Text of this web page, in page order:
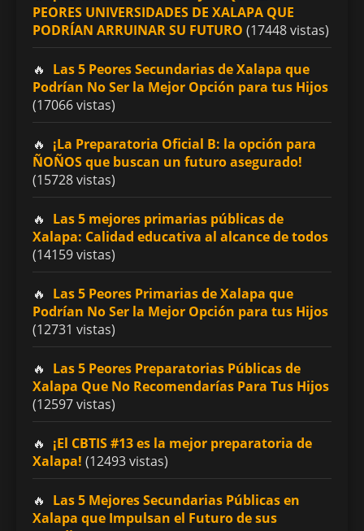
PEORES UNIVERSIDADES DE XALAPA QUE
PODRÍAN ARRUINAR SU FUTURO (17448 vistas)
Las 5 Peores Secundarias de Xalapa que
Podrían No Ser la Mejor Opción para tus Hijos
(17066 vistas)
¡La Preparatoria Oficial B: la opción para
ÑOÑOS que buscan un futuro asegurado!
(15728 vistas)
Las 5 mejores primarias públicas de
Xalapa: Calidad educativa al alcance de todos
(14159 vistas)
Las 5 Peores Primarias de Xalapa que
Podrían No Ser la Mejor Opción para tus Hijos
(12731 vistas)
Las 5 Peores Preparatorias Públicas de
Xalapa Que No Recomendarías Para Tus Hijos
(12597 vistas)
¡El CBTIS #13 es la mejor preparatoria de
Xalapa! (12493 vistas)
Las 5 Mejores Secundarias Públicas en
Xalapa que Impulsan el Futuro de sus